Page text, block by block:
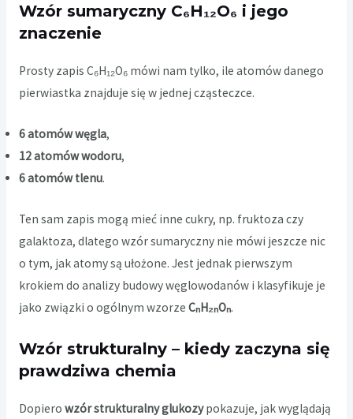
Wzór sumaryczny C₆H₁₂O₆ i jego
znaczenie
Prosty zapis C₆H₁₂O₆ mówi nam tylko, ile atomów danego
pierwiastka znajduje się w jednej cząsteczce.
6 atomów węgla,
12 atomów wodoru,
6 atomów tlenu.
Ten sam zapis mogą mieć inne cukry, np. fruktoza czy
galaktoza, dlatego wzór sumaryczny nie mówi jeszcze nic
o tym, jak atomy są ułożone. Jest jednak pierwszym
krokiem do analizy budowy węglowodanów i klasyfikuje je
jako związki o ogólnym wzorze CₙH₂ₙOₙ.
Wzór strukturalny – kiedy zaczyna się
prawdziwa chemia
Dopiero wzór strukturalny glukozypokazuje, jak wyglądają